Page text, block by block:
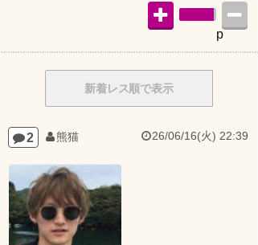
p
新着レス順で表示
2 熊猫 26/06/16(火) 22:39